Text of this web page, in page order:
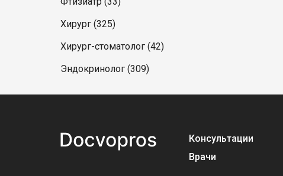
Хирург (325)
Хирург-стоматолог (42)
Эндокринолог (309)
Консультации
Врачи